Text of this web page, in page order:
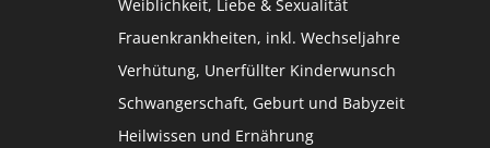
Weiblichkeit, Liebe & Sexualität
Frauenkrankheiten, inkl. Wechseljahre
Verhütung, Unerfüllter Kinderwunsch
Schwangerschaft, Geburt und Babyzeit
Heilwissen und Ernährung